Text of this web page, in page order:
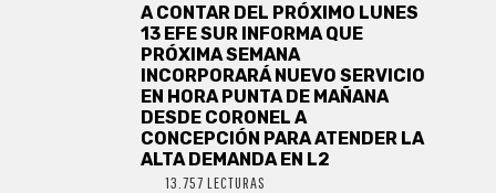
A CONTAR DEL PRÓXIMO LUNES
13 EFE SUR INFORMA QUE
PRÓXIMA SEMANA
INCORPORARÁ NUEVO SERVICIO
EN HORA PUNTA DE MAÑANA
DESDE CORONEL A
CONCEPCIÓN PARA ATENDER LA
ALTA DEMANDA EN L2
13.757 LECTURAS